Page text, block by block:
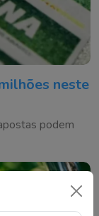
neste
podem